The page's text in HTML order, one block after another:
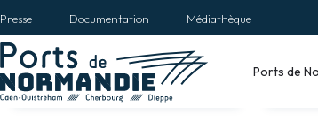
Aller
au
contenu
principal
Presse Documentation Médiathèque
Main
Ports de